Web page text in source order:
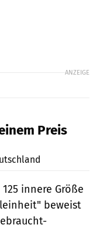
ANZEIGE
Preis
innere Größe
beweist